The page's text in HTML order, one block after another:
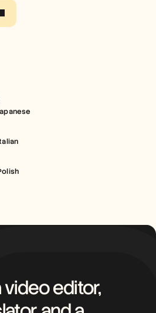
video editor,
Book a Demo